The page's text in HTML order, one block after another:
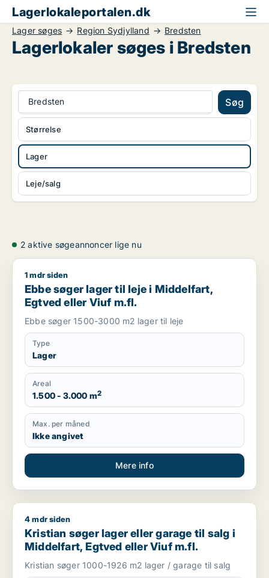
Lagerlokaleportalen.dk
Lager søges Region Sydjylland Bredsten
Lagerlokaler søges i Bredsten
Bredsten Søg
Lager
Leje/salg
Størrelse
2 aktive søgeannoncer lige nu
Ebbe søger lager til leje i Middelfart, Egtved eller Viuf m.fl.
1 mdr siden
Ebbe søger lager til leje i Middelfart,
Egtved eller Viuf m.fl.
Ebbe søger 1500-3000 m2 lager til leje
Type
Lager
Areal
1.500 - 3.000 m2
Max. per måned
Ikke angivet
Mere info
Kristian søger lager eller garage til salg i Middelfart, Egtved
4 mdr siden
Kristian søger lager eller garage til salg i
Middelfart, Egtved eller Viuf m.fl.
Kristian søger 1000-1926 m2 lager / garage til salg